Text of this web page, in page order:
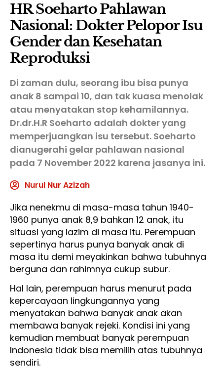
HR Soeharto Pahlawan
Nasional: Dokter Pelopor Isu
Gender dan Kesehatan
Reproduksi
Di zaman dulu, seorang ibu bisa punya
anak 8 sampai 10, dan tak kuasa menolak
atau menyatakan stop kehamilannya.
Dr.dr.H.R Soeharto adalah dokter yang
memperjuangkan isu tersebut. Soeharto
dianugerahi gelar pahlawan nasional
pada 7 November 2022 karena jasanya ini.
Nurul Nur Azizah
Jika nenekmu di masa-masa tahun 1940-
1960 punya anak 8,9 bahkan 12 anak, itu
situasi yang lazim di masa itu. Perempuan
sepertinya harus punya banyak anak di
masa itu demi meyakinkan bahwa tubuhnya
berguna dan rahimnya cukup subur.
Hal lain, perempuan harus menurut pada
kepercayaan lingkungannya yang
menyatakan bahwa banyak anak akan
membawa banyak rejeki. Kondisi ini yang
kemudian membuat banyak perempuan
Indonesia tidak bisa memilih atas tubuhnya
sendiri.